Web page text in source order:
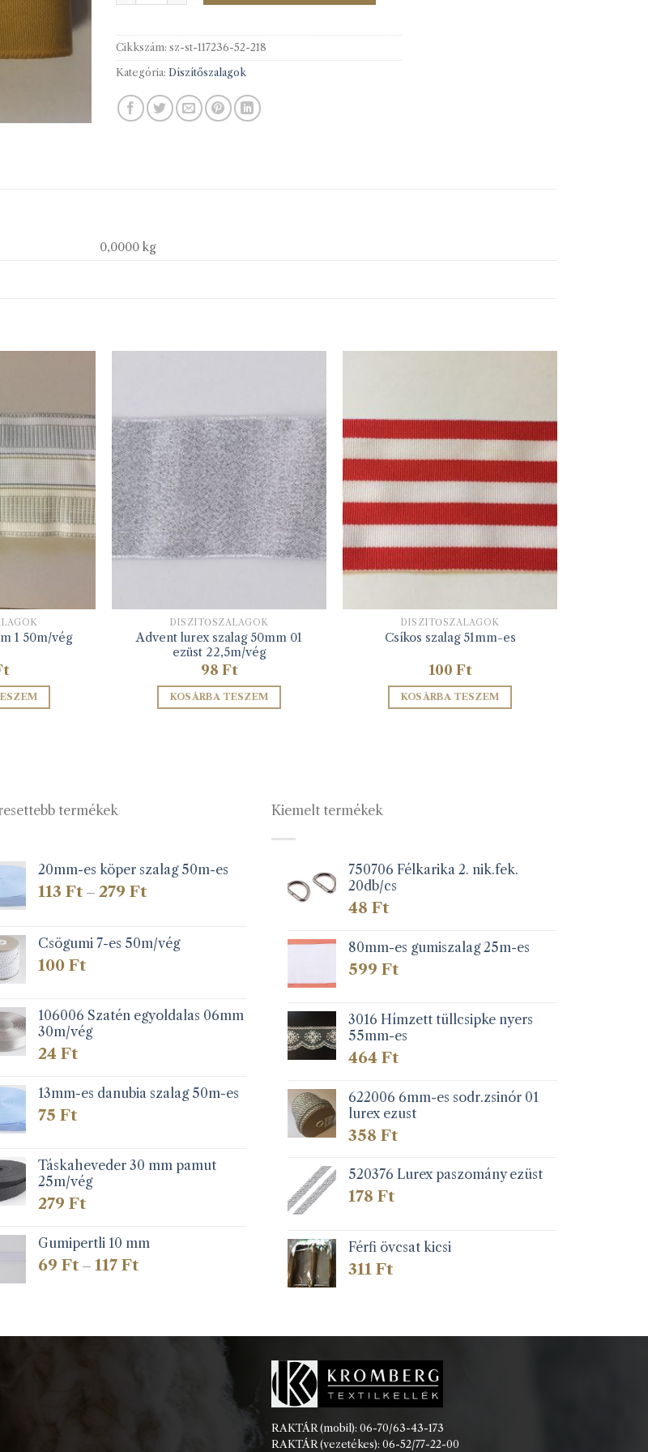
Cikkszám: sz-st-117236-52-218
Kategória: Díszítőszalagok
0,0000 kg
1 50m/vég
DÍSZÍTŐSZALAGOK
Advent lurex szalag 50mm 01
ezüst 22,5m/vég
98 Ft
KOSÁRBA TESZEM
DÍSZÍTŐSZALAGOK
Csíkos szalag 51mm-es
100 Ft
KOSÁRBA TESZEM
termékek
20mm-es köper szalag 50m-es
113Ft – 279FtÁrtartomány:
279 Ft
Csögumi 7-es 50m/vég
100Ft
106006 Szatén egyoldalas 06mm
30m/vég
24Ft
13mm-es danubia szalag 50m-es
75Ft
Táskaheveder 30 mm pamut
25m/vég
279Ft
Gumipertli 10 mm
69Ft – 117FtÁrtartomány:
Kiemelt termékek
750706 Félkarika 2. nik.fek.
20db/cs
48Ft
80mm-es gumiszalag 25m-es
599Ft
3016 Hímzett tüllcsipke nyers
55mm-es
464Ft
622006 6mm-es sodr.zsinór 01
lurex ezust
358Ft
520376 Lurex paszomány ezüst
178Ft
Férfi övcsat kicsi
311Ft
RAKTÁR (mobil): 06-70/63-43-173
RAKTÁR (vezetékes): 06-52/77-22-00